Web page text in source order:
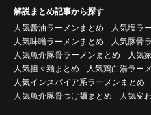
解説まとめ記事から探す
人気醤油ラーメンまとめ
人気塩ラ
人気味噌ラーメンまとめ
人気豚骨
人気魚介豚骨ラーメンまとめ
人気
人気担々麺まとめ
人気鶏白湯ラー
人気インスパイア系ラーメンまとめ
人気魚介豚骨つけ麺まとめ
人気変